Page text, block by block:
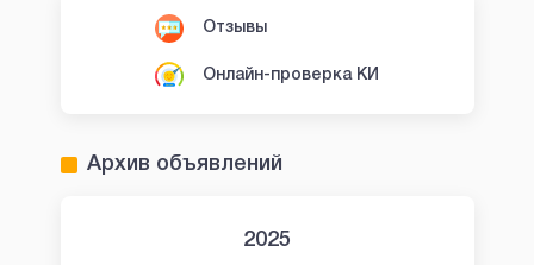
Отзывы
Онлайн-проверка КИ
Архив объявлений
2025